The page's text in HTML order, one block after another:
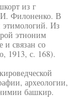
из г
Филоненко. В
этимологий. Из
этноним
и связан со
1913, с. 168).
археологии,
башкир.